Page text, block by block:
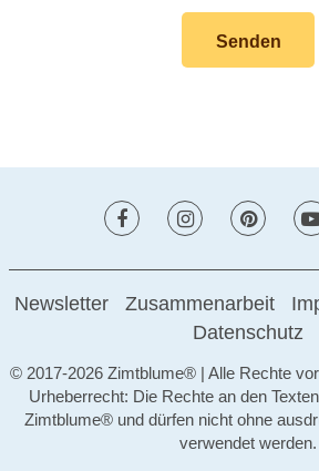
Newsletter Zusammenarbeit
Datenschutz
© 2017-2026 Zimtblume® | Alle Rechte
Urheberrecht: Die Rechte an den
Zimtblume® und dürfen nicht ohne
verwendet werden.